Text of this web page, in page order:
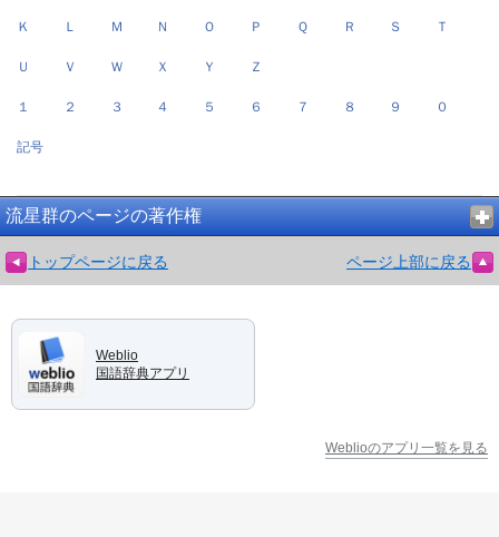
Ｋ Ｌ Ｍ Ｎ Ｏ Ｐ Ｑ Ｒ Ｓ Ｔ
Ｕ Ｖ Ｗ Ｘ Ｙ Ｚ
１ ２ ３ ４ ５ ６ ７ ８ ９ ０
記号
流星群のページの著作権
トップページに戻る ページ上部に戻る
Weblio
国語辞典アプリ
Weblioのアプリ一覧を見る